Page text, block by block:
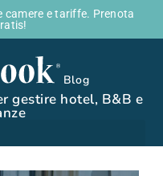
camere e tariffe. Prenota
Blog
gestire hotel, B&B e